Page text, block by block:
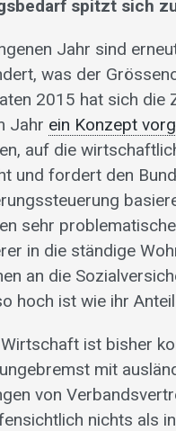
spitzt sich
Jahr sind
was der
2015 hat sich die
Jahr ein Konzept
auf die
und fordert den
sehr
in die ständige
an die
hoch ist wie ihr
ist bisher
mit
von
nichts als